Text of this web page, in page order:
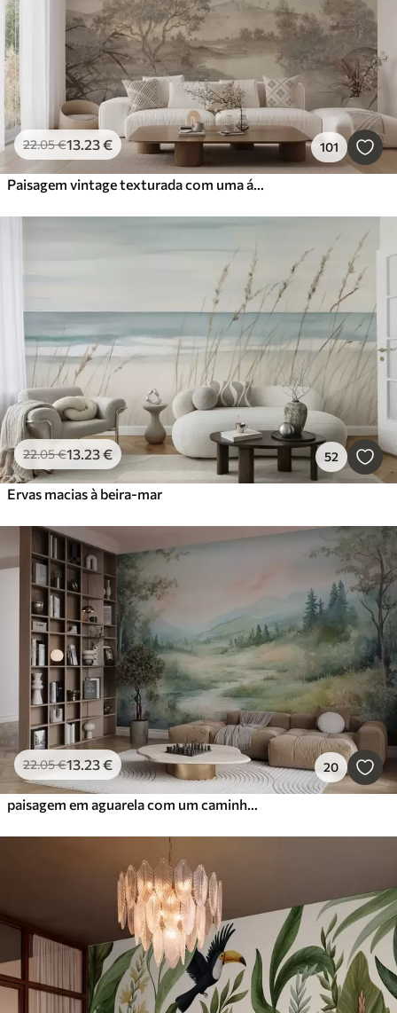
22.05€13.23€ 101
Paisagem vintage texturada com uma árvore perto de um rio e um céu nublado, arte da natureza em tons sépia
22.05€13.23€ 52
Ervas macias à beira-mar
22.05€13.23€ 20
paisagem em aguarela com um caminho e montanhas